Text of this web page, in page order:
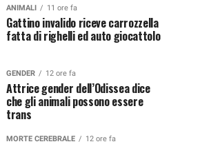
ANIMALI 11 ore fa
Gattino invalido riceve carrozzella
fatta di righelli ed auto giocattolo
GENDER 12 ore fa
Attrice gender dell’Odissea dice
che gli animali possono essere
trans
MORTE CEREBRALE 12 ore fa